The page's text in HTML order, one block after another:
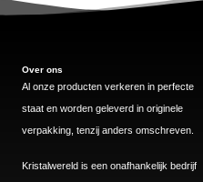
Over ons
Al onze producten verkeren in perfecte
staat en worden geleverd in originele
verpakking, tenzij anders omschreven.
Kristalwereld is een onafhankelijk bedrijf